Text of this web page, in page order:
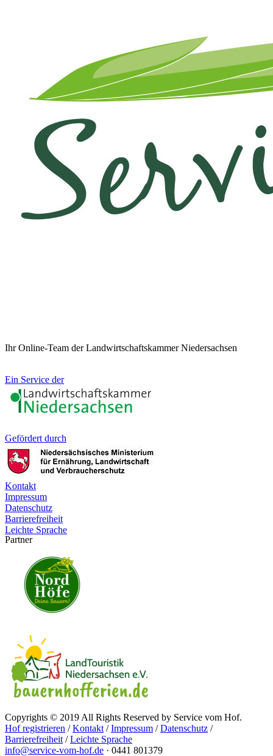
Ihr Online-Team der Landwirtschaftskammer Niedersachsen
Ein Service der
Gefördert durch
Kontakt
Impressum
Datenschutz
Barrierefreiheit
Leichte Sprache
Partner
Copyrights © 2019 All Rights Reserved by Service vom Hof.
Hof registrieren /Kontakt /Impressum /Datenschutz /
Barrierefreiheit /Leichte Sprache
info@service-vom-hof.de · 0441 801379